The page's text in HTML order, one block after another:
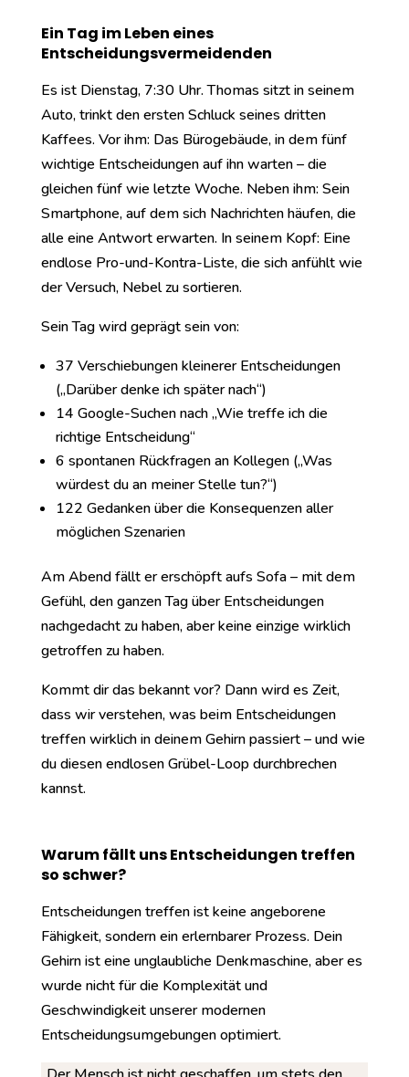
Ein Tag im Leben eines
Entscheidungsvermeidenden
Es ist Dienstag, 7:30 Uhr. Thomas sitzt in seinem
Auto, trinkt den ersten Schluck seines dritten
Kaffees. Vor ihm: Das Bürogebäude, in dem fünf
wichtige Entscheidungen auf ihn warten – die
gleichen fünf wie letzte Woche. Neben ihm: Sein
Smartphone, auf dem sich Nachrichten häufen, die
alle eine Antwort erwarten. In seinem Kopf: Eine
endlose Pro-und-Kontra-Liste, die sich anfühlt wie
der Versuch, Nebel zu sortieren.
Sein Tag wird geprägt sein von:
37 Verschiebungen kleinerer Entscheidungen
(„Darüber denke ich später nach“)
14 Google-Suchen nach „Wie treffe ich die
richtige Entscheidung“
6 spontanen Rückfragen an Kollegen („Was
würdest du an meiner Stelle tun?“)
122 Gedanken über die Konsequenzen aller
möglichen Szenarien
Am Abend fällt er erschöpft aufs Sofa – mit dem
Gefühl, den ganzen Tag über Entscheidungen
nachgedacht zu haben, aber keine einzige wirklich
getroffen zu haben.
Kommt dir das bekannt vor? Dann wird es Zeit,
dass wir verstehen, was beim Entscheidungen
treffen wirklich in deinem Gehirn passiert – und wie
du diesen endlosen Grübel-Loop durchbrechen
kannst.
Warum fällt uns Entscheidungen treffen
so schwer?
Entscheidungen treffen ist keine angeborene
Fähigkeit, sondern ein erlernbarer Prozess. Dein
Gehirn ist eine unglaubliche Denkmaschine, aber es
wurde nicht für die Komplexität und
Geschwindigkeit unserer modernen
Entscheidungsumgebungen optimiert.